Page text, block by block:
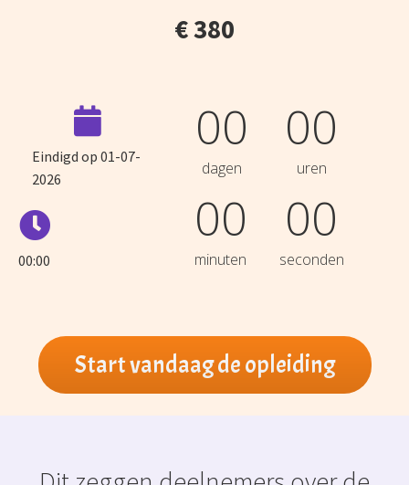
€ 380
Eindigd op 01-07-
2026
00:00
00
dagen
00
uren
00
minuten
00
seconden
Start vandaag de opleiding